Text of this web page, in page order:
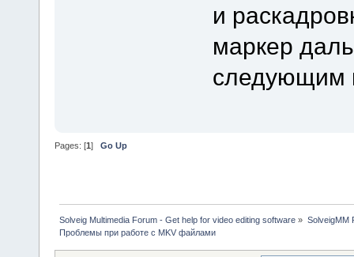
и
маркер
следующим
Pages: [1] Go Up
Solveig Multimedia Forum - Get help for video editing software » SolveigMM
Проблемы при работе с MKV файлами